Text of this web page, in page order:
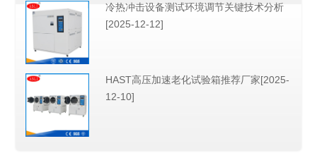
冷热冲击设备测试环境调节关键技术分析
[2025-12-12]
HAST高压加速老化试验箱推荐厂家[2025-
12-10]